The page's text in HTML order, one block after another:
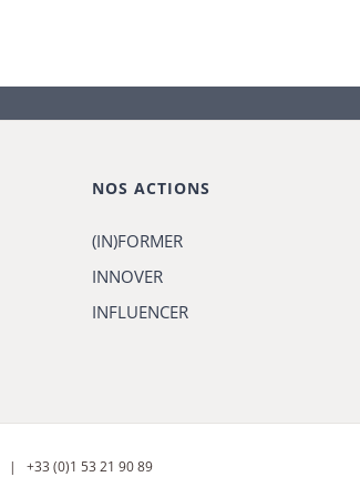
NOS ACTIONS
(IN)FORMER
INNOVER
INFLUENCER
| +33 (0)1 53 21 90 89